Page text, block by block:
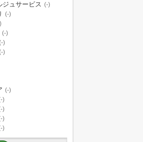
ジュサービス (-)
(-)
(-)
)
)
(-)
)
)
)
)